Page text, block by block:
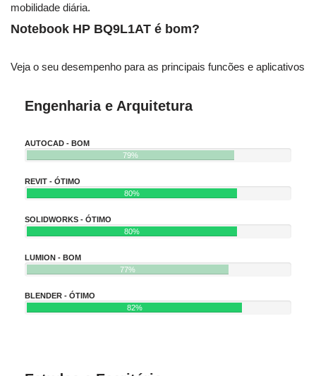
mobilidade diária.
Notebook HP BQ9L1AT é bom?
Veja o seu desempenho para as principais funcões e aplicativos
Engenharia e Arquitetura
AUTOCAD - BOM
79%
REVIT - ÓTIMO
80%
SOLIDWORKS - ÓTIMO
80%
LUMION - BOM
77%
BLENDER - ÓTIMO
82%